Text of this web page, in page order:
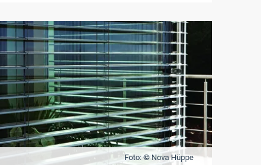
Foto: © Nova Hüppe